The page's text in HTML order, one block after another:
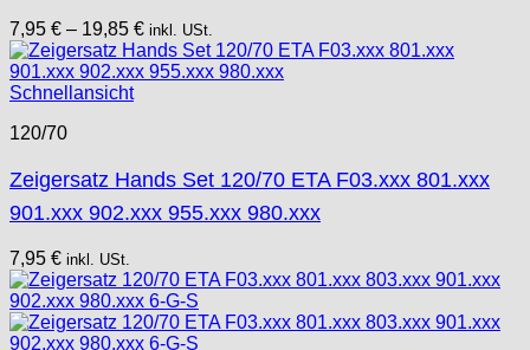
7,95 € – 19,85 € inkl. USt.
Schnellansicht
120/70
Zeigersatz Hands Set 120/70 ETA F03.xxx 801.xxx
901.xxx 902.xxx 955.xxx 980.xxx
7,95 € inkl. USt.